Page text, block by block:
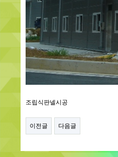
조립식판넬시공
이전글 다음글